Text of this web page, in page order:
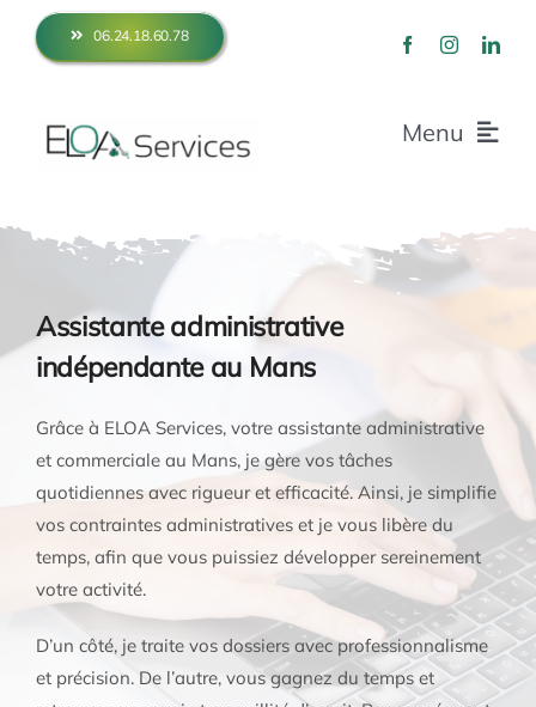
06.24.18.60.78
Menu
Mes clients
Tarifs
Contact
Assistante administrative
indépendante au Mans
Grâce à ELOA Services, votre assistante administrative
et commerciale au Mans, je gère vos tâches
quotidiennes avec rigueur et efficacité. Ainsi, je simplifie
vos contraintes administratives et je vous libère du
temps, afin que vous puissiez développer sereinement
votre activité.
D’un côté, je traite vos dossiers avec professionnalisme
et précision. De l’autre, vous gagnez du temps et